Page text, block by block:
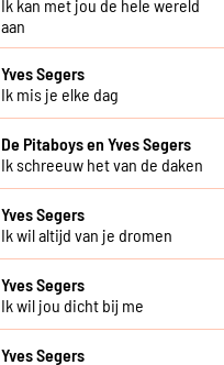
Ik kan met jou de hele wereld
aan
Yves Segers
Ik mis je elke dag
De Pitaboys en Yves Segers
Ik schreeuw het van de daken
Yves Segers
Ik wil altijd van je dromen
Yves Segers
Ik wil jou dicht bij me
Yves Segers